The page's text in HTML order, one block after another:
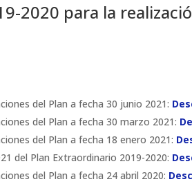
2020 para la
del Plan a fecha 30 junio 2021:
del Plan a fecha 30 marzo 2021:
del Plan a fecha 18 enero 2021:
del Plan Extraordinario 2019-2020:
del Plan a fecha 24 abril 2020: